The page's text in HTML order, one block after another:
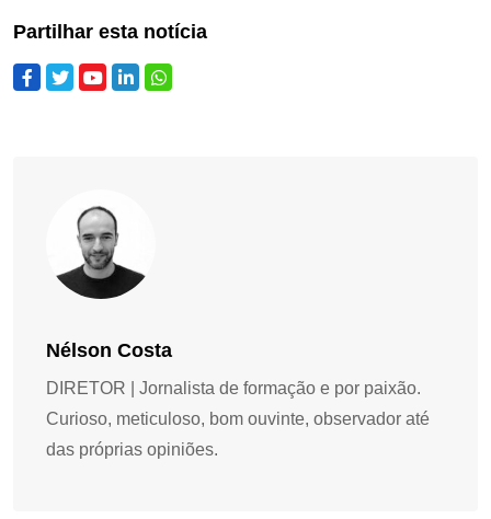
Partilhar esta notícia
Nélson Costa
DIRETOR | Jornalista de formação e por paixão.
Curioso, meticuloso, bom ouvinte, observador até
das próprias opiniões.